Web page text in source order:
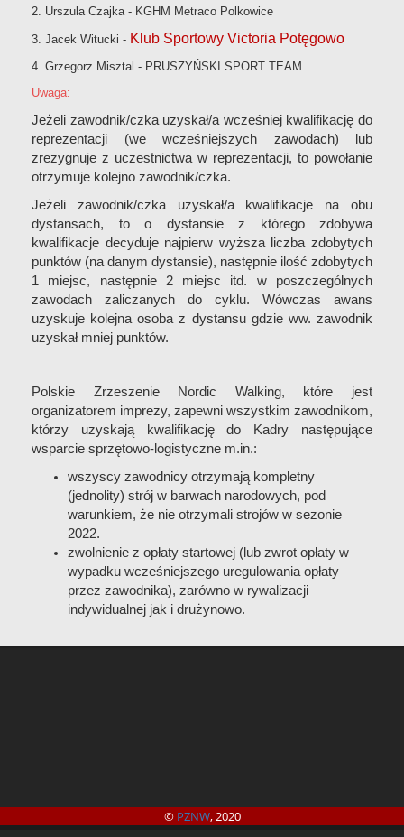
2. Urszula Czajka - KGHM Metraco Polkowice
3. Jacek Witucki - Klub Sportowy Victoria Potęgowo
4. Grzegorz Misztal - PRUSZYŃSKI SPORT TEAM
Uwaga:
Jeżeli zawodnik/czka uzyskał/a wcześniej kwalifikację do
reprezentacji (we wcześniejszych zawodach) lub
zrezygnuje z uczestnictwa w reprezentacji, to powołanie
otrzymuje kolejno zawodnik/czka.
Jeżeli zawodnik/czka uzyskał/a kwalifikacje na obu
dystansach, to o dystansie z którego zdobywa
kwalifikacje decyduje najpierw wyższa liczba zdobytych
punktów (na danym dystansie), następnie ilość zdobytych
1 miejsc, następnie 2 miejsc itd. w poszczególnych
zawodach zaliczanych do cyklu. Wówczas awans
uzyskuje kolejna osoba z dystansu gdzie ww. zawodnik
uzyskał mniej punktów.
Polskie Zrzeszenie Nordic Walking, które jest
organizatorem imprezy, zapewni wszystkim zawodnikom,
którzy uzyskają kwalifikację do Kadry następujące
wsparcie sprzętowo-logistyczne m.in.:
wszyscy zawodnicy otrzymają kompletny
(jednolity) strój w barwach narodowych, pod
warunkiem, że nie otrzymali strojów w sezonie
2022.
zwolnienie z opłaty startowej (lub zwrot opłaty w
wypadku wcześniejszego uregulowania opłaty
przez zawodnika), zarówno w rywalizacji
indywidualnej jak i drużynowo.
© PZNW, 2020